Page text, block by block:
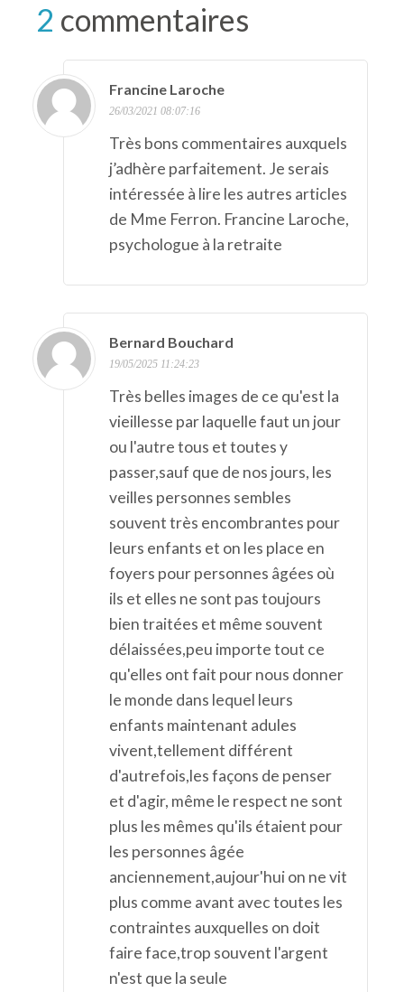
2 commentaires
Francine Laroche
26/03/2021 08:07:16
Très bons commentaires auxquels
j’adhère parfaitement. Je serais
intéressée à lire les autres articles
de Mme Ferron. Francine Laroche,
psychologue à la retraite
Bernard Bouchard
19/05/2025 11:24:23
Très belles images de ce qu'est la
vieillesse par laquelle faut un jour
ou l'autre tous et toutes y
passer,sauf que de nos jours, les
veilles personnes sembles
souvent très encombrantes pour
leurs enfants et on les place en
foyers pour personnes âgées où
ils et elles ne sont pas toujours
bien traitées et même souvent
délaissées,peu importe tout ce
qu'elles ont fait pour nous donner
le monde dans lequel leurs
enfants maintenant adules
vivent,tellement différent
d'autrefois,les façons de penser
et d'agir, même le respect ne sont
plus les mêmes qu'ils étaient pour
les personnes âgée
anciennement,aujour'hui on ne vit
plus comme avant avec toutes les
contraintes auxquelles on doit
faire face,trop souvent l'argent
n'est que la seule